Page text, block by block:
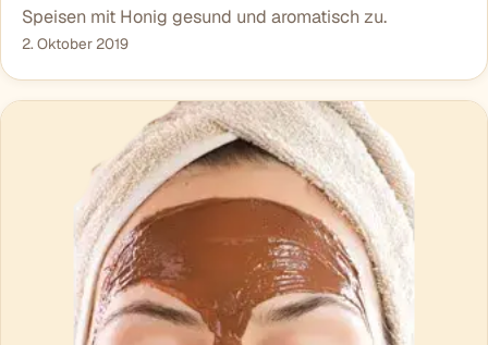
Speisen mit Honig gesund und aromatisch zu.
2. Oktober 2019